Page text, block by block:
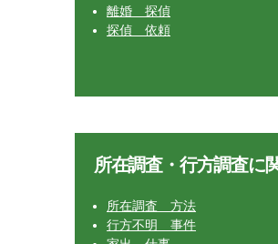
離婚 探偵
探偵 依頼
所在調査・行方調査に
所在調査 方法
行方不明 事件